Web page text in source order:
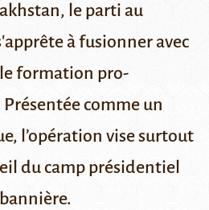
le parti au
à fusionner avec
formation pro-
comme un
l’opération vise surtout
du camp présidentiel